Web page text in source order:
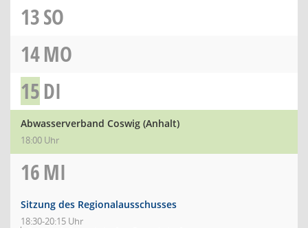
13SO
14MO
15DI
Abwasserverband Coswig (Anhalt)
18:00 Uhr
16MI
Sitzung des Regionalausschusses
18:30-20:15 Uhr